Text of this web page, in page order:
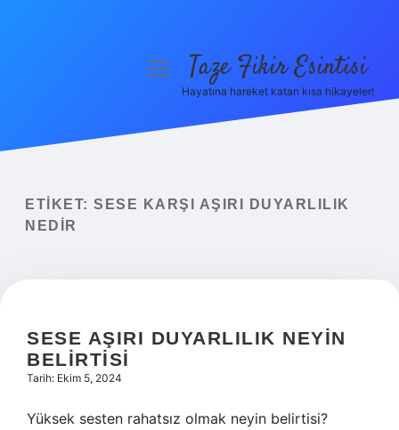
Yasal Uyarı
menüyüTaze Fikir Esintisi
Hayatına hareket katan kısa hikayeler!
ETIKET: SESE KARŞI AŞIRI DUYARLILIK
NEDIR
SESE AŞIRI DUYARLILIK NEYIN
BELIRTISI
Tarih: Ekim 5, 2024
Yüksek sesten rahatsız olmak neyin belirtisi?